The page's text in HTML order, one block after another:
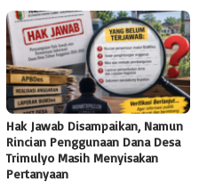
Hak Jawab Disampaikan, Namun
Rincian Penggunaan Dana Desa
Trimulyo Masih Menyisakan
Pertanyaan